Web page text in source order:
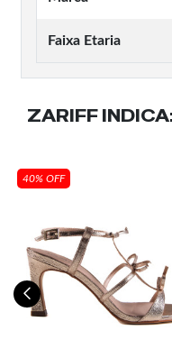
Faixa Etaria
ZARIFF
40% OFF